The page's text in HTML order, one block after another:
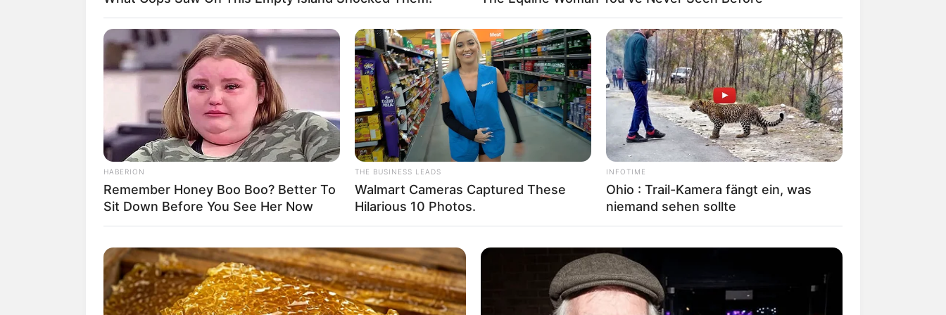
Links zu Ausflugszielen und Sehenswürdigkeiten in Bad Windsheim und Ipsheim bzw. in der Umgebung von
rund 40 km umBad Windsheim(Naturpark Frankenhöhe) :
Franken-Therme in Bad Windsheim - In 4 Thermal-Sole-Becken mit einer Salzkonzentration von 1,5% bis 12%, einem
Saunabereich und einer Wellnessoase kann man sich erholen und entspannen. Die Hauptattraktion ist hingegen der
Salzsee mit seinem Salzgehalt von 26,9%, auf dem die Badegäste scheinbar schwerelos schweben. Da das Bad der
Erholung dient, haben allerdings Kinder bis zum vollendeten 6. Lebensjahr keinen Zutritt. Informationen unterfranken-
therme.net.
Schloss Virnsberg - Die interessante Schlossanlage besteht aus zwei Bauabschnitten (mittelalterliche Burg und barocker
Wirtschaftshof). Informationen unter www.schloss-virnsberg.de
Kirchburg in Mönchsondheim - In einer gut erhaltenen Wehrkirche bei Iphofen befindet sich ein Kirchenburgmuseum mit
angegliedertem Freilichtmuseum. Informationen unter
www.kirchenburgmuseum.de.
Schwanberg - Auf dem 474 Meter hohen Berg im Naturpark Steigerwald befindet sich ein um 1900 erbautes Schloss mit
großzügig angelegtem Schlosspark, der für seine Putten und Steinmetzarbeiten berühmt ist. Die Anlage wird heute als
christliches Zentrum genutzt. Informationen unterde.wikipedia.org/ wiki/Schwanberg
HABERION
Remember Honey Boo Boo? Better To
Sit Down Before You See Her Now
THE BUSINESS LEADS
Walmart Cameras Captured These
Hilarious 10 Photos.
INFOTIME
Ohio : Trail-Kamera fängt ein, was
niemand sehen sollte